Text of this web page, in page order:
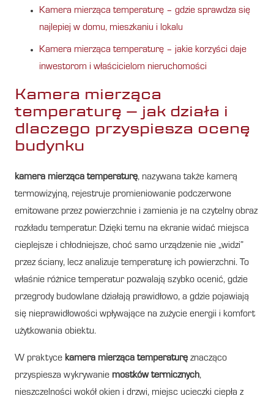
Kamera mierząca temperaturę – gdzie sprawdza się
najlepiej w domu, mieszkaniu i lokalu
Kamera mierząca temperaturę – jakie korzyści daje
inwestorom i właścicielom nieruchomości
Kamera mierząca
temperaturę – jak działa i
dlaczego przyspiesza ocenę
budynku
kamera mierząca temperaturę, nazywana także kamerą
termowizyjną, rejestruje promieniowanie podczerwone
emitowane przez powierzchnie i zamienia je na czytelny obraz
rozkładu temperatur. Dzięki temu na ekranie widać miejsca
cieplejsze i chłodniejsze, choć samo urządzenie nie „widzi”
przez ściany, lecz analizuje temperaturę ich powierzchni. To
właśnie różnice temperatur pozwalają szybko ocenić, gdzie
przegrody budowlane działają prawidłowo, a gdzie pojawiają
się nieprawidłowości wpływające na zużycie energii i komfort
użytkowania obiektu.
W praktyce kamera mierząca temperaturę znacząco
przyspiesza wykrywanie mostków termicznych,
nieszczelności wokół okien i drzwi, miejsc ucieczki ciepła z